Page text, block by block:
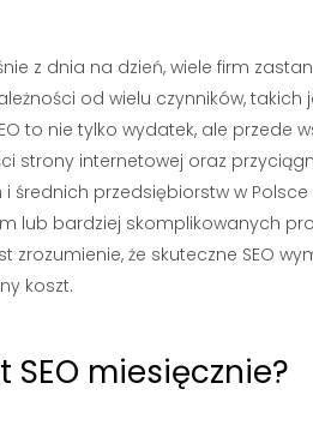
z dnia na dzień, wiele firm
od wielu czynników, takich
to nie tylko wydatek, ale przede
strony internetowej oraz
i średnich przedsiębiorstw w
lub bardziej skomplikowanych
zrozumienie, że skuteczne SEO
koszt.
miesięcznie?